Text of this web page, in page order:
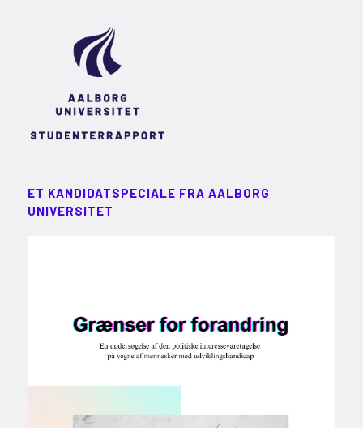
ET KANDIDATSPECIALE FRA AALBORG
UNIVERSITET